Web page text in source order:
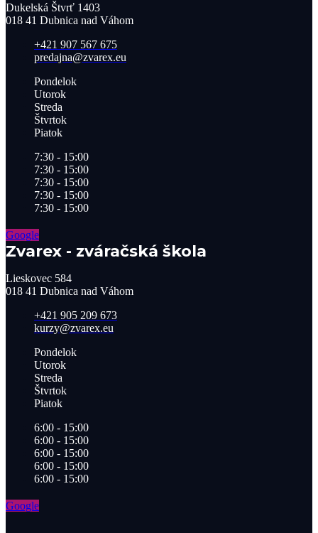
Dukelská Štvrť 1403
018 41 Dubnica nad Váhom
+421 907 567 675
predajna@zvarex.eu
Pondelok
Utorok
Streda
Štvrtok
Piatok
7:30 - 15:00
7:30 - 15:00
7:30 - 15:00
7:30 - 15:00
7:30 - 15:00
Google
Zvarex - zváračská škola
Lieskovec 584
018 41 Dubnica nad Váhom​
+421 905 209 673​
kurzy@zvarex.eu
Pondelok
Utorok
Streda
Štvrtok
Piatok
6:00 - 15:00
6:00 - 15:00
6:00 - 15:00
6:00 - 15:00
6:00 - 15:00
Google